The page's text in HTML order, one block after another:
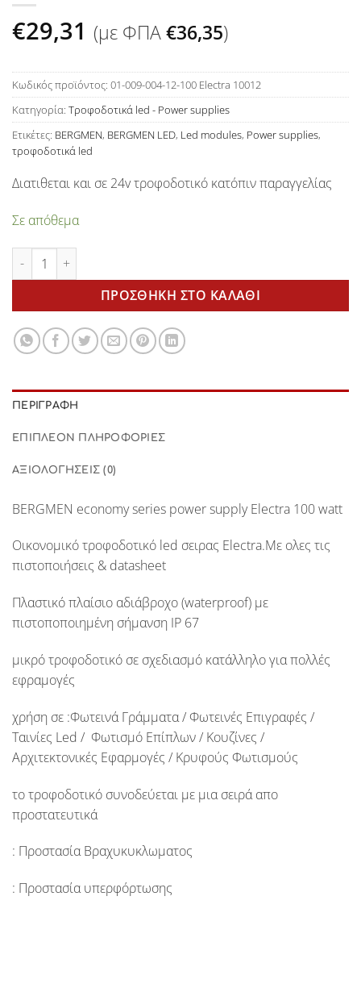
€29,31 (με ΦΠΑ€36,35)
Κωδικός προϊόντος: 01-009-004-12-100 Electra 10012
Κατηγορία: Τροφοδοτικά led - Power supplies
Ετικέτες: BERGMEN, BERGMEN LED, Led modules, Power supplies,
τροφοδοτικά led
Διατιθεται και σε 24v τροφοδοτικό κατόπιν παραγγελίας
Σε απόθεμα
Electra 100 watt power supply BERGMEN ποσότητα
ΠΡΟΣΘΉΚΗ ΣΤΟ ΚΑΛΆΘΙ
ΠΕΡΙΓΡΑΦΉ
ΕΠΙΠΛΈΟΝ ΠΛΗΡΟΦΟΡΊΕΣ
ΑΞΙΟΛΟΓΉΣΕΙΣ (0)
BERGMEN economy series power supplyElectra 100 watt
Oικονομικό τροφοδοτικό led σειρας Electra.Με ολες τις
πιστοποιήσεις & datasheet
Πλαστικό πλαίσιο αδιάβροχο(waterproof) με
πιστοποποιημένη σήμανση IP 67
μικρό τροφοδοτικό σε σχεδιασμό κατάλληλο για πολλές
εφραμογές
χρήση σε :Φωτεινά Γράμματα / Φωτεινές Επιγραφές /
Ταινίες Led / Φωτισμό Επίπλων / Κουζίνες /
Αρχιτεκτονικές Εφαρμογές / Κρυφούς Φωτισμούς
το τροφοδοτικό συνοδεύεται με μια σειρά απο
προστατευτικά
: Προστασία Βραχυκυκλωματος
: Προστασία υπερφόρτωσης